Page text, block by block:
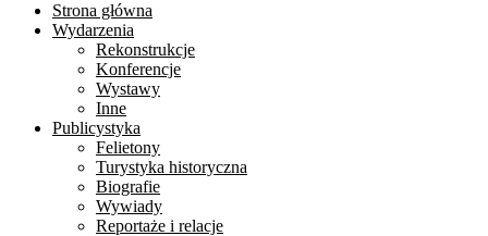
Strona główna
Wydarzenia
Rekonstrukcje
Konferencje
Wystawy
Inne
Publicystyka
Felietony
Turystyka historyczna
Biografie
Wywiady
Reportaże i relacje